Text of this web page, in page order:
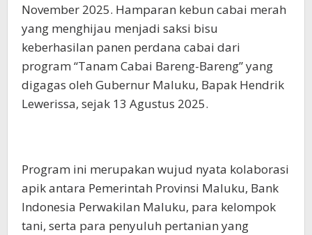
November 2025. Hamparan kebun cabai merah
yang menghijau menjadi saksi bisu
keberhasilan panen perdana cabai dari
program “Tanam Cabai Bareng-Bareng” yang
digagas oleh Gubernur Maluku, Bapak Hendrik
Lewerissa, sejak 13 Agustus 2025.
Program ini merupakan wujud nyata kolaborasi
apik antara Pemerintah Provinsi Maluku, Bank
Indonesia Perwakilan Maluku, para kelompok
tani, serta para penyuluh pertanian yang